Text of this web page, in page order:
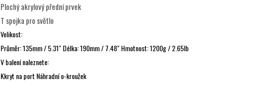
Plochý akrylový přední prvek
T spojka pro světlo
Velikost:
Průměr: 135mm / 5.31" Délka: 190mm / 7.48" Hmotnost: 1200g / 2.65lb
V balení naleznete:
Kkryt na port Náhradní o-kroužek